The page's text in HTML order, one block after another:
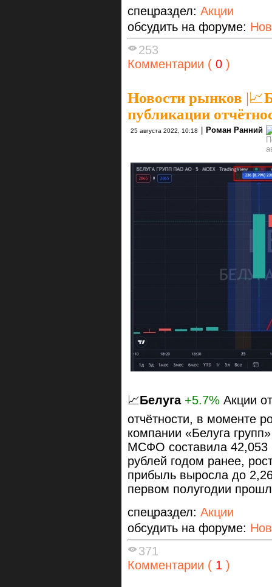
спецраздел: Акции
обсудить на форуме:
253
Комментарии ( 0 )
Новости рынков |
публикации
25 августа 2022, 10:18 Роман Ранний
📈Белуга +5.7% Акции
отчётности, в моменте
компании «Белуга
МСФО составила 42,053
рублей годом ранее,
прибыль выросла до
первом полугодии
спецраздел: Акции
обсудить на форуме:
371
Комментарии ( 1 )